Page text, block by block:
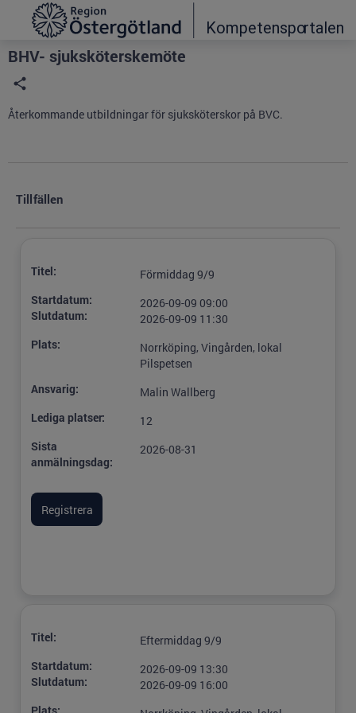
Grade
Portal
BHV- sjuksköterskemöte
Återkommande utbildningar för sjuksköterskor på BVC.
Tillfällen
Titel:
Förmiddag 9/9
Startdatum:
Slutdatum:
2026-09-09 09:00
2026-09-09 11:30
Plats:
Norrköping, Vingården, lokal
Pilspetsen
Ansvarig:
Malin Wallberg
Lediga platser:
12
Sista
anmälningsdag:
2026-08-31
Titel:
Eftermiddag 9/9
Startdatum:
Slutdatum:
2026-09-09 13:30
2026-09-09 16:00